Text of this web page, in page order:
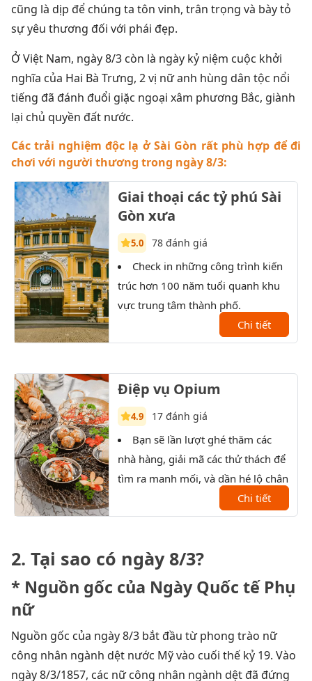
cũng là dịp để chúng ta tôn vinh, trân trọng và bày tỏ
sự yêu thương đối với phái đẹp.
Ở Việt Nam, ngày 8/3 còn là ngày kỷ niệm cuộc khởi
nghĩa của Hai Bà Trưng, 2 vị nữ anh hùng dân tộc nổi
tiếng đã đánh đuổi giặc ngoại xâm phương Bắc, giành
lại chủ quyền đất nước.
Các trải nghiệm độc lạ ở Sài Gòn rất phù hợp để đi
chơi với người thương trong ngày 8/3:
Giai thoại các tỷ phú Sài
Gòn xưa
5.0 78 đánh giá
Check in những công trình kiến
trúc hơn 100 năm tuổi quanh khu
vực trung tâm thành phố.
Chi tiết
Điệp vụ Opium
4.9 17 đánh giá
Bạn sẽ lần lượt ghé thăm các
nhà hàng, giải mã các thử thách để
tìm ra manh mối, và dần hé lộ chân
tướng của nhân vật bí ẩn.Chi tiết
2. Tại sao có ngày 8/3?
* Nguồn gốc của Ngày Quốc tế Phụ
nữ
Nguồn gốc của ngày 8/3 bắt đầu từ phong trào nữ
công nhân ngành dệt nước Mỹ vào cuối thế kỷ 19. Vào
ngày 8/3/1857, các nữ công nhân ngành dệt đã đứng